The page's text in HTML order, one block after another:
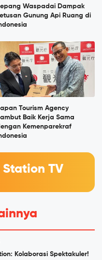
Waspadai Dampak
Gunung Api Ruang di
Tourism Agency
Baik Kerja Sama
Kemenparekraf
TV
Kolaborasi Spektakuler!